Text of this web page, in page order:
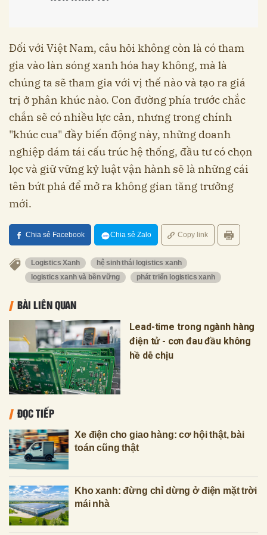
Đối với Việt Nam, câu hỏi không còn là có tham
gia vào làn sóng xanh hóa hay không, mà là
chúng ta sẽ tham gia với vị thế nào và tạo ra giá
trị ở phân khúc nào. Con đường phía trước chắc
chắn sẽ có nhiều lực cản, nhưng trong chính
"khúc cua" đầy biến động này, những doanh
nghiệp dám tái cấu trúc hệ thống, đầu tư có chọn
lọc và giữ vững kỷ luật vận hành sẽ là những cái
tên bứt phá để mở ra không gian tăng trưởng
mới.
Chia sẻ Facebook Chia sẻ Zalo Copy link
Logistics Xanh
hệ sinh thái logistics xanh
logistics xanh và bền vững
phát triển logistics xanh
BÀI LIÊN QUAN
Lead-time trong ngành hàng
điện tử - cơn đau đầu không
hề dễ chịu
ĐỌC TIẾP
Xe điện cho giao hàng: cơ hội thật, bài
toán cũng thật
Kho xanh: đừng chỉ dừng ở điện mặt trời
mái nhà